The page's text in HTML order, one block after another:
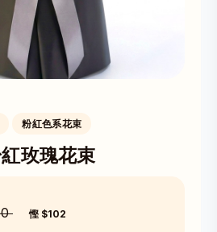
粉紅色系花束
玫瑰花束
慳 $102